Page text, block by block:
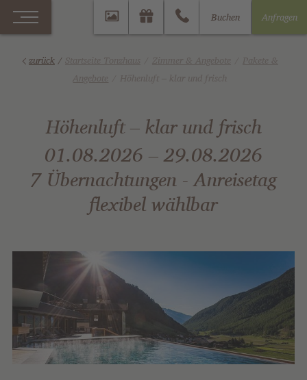
Buchen Anfragen
zurück/
Höhenluft – klar und frisch
01.08.2026 – 29.08.2026
7 Übernachtungen - Anreisetag
flexibel wählbar